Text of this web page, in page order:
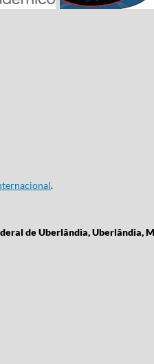
.
de Uberlândia, Uberlândia,